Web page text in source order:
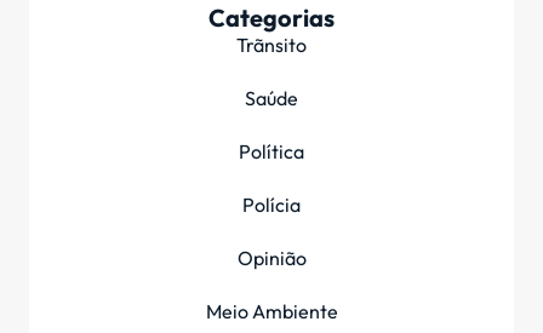
Categorias
Trãnsito
Saúde
Política
Polícia
Opinião
Meio Ambiente